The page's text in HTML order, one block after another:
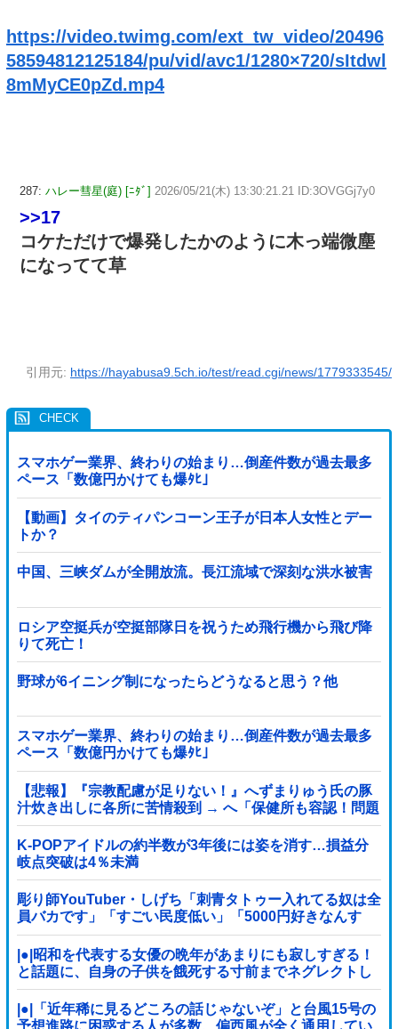
https://video.twimg.com/ext_tw_video/20496
58594812125184/pu/vid/avc1/1280×720/sItdwl
8mMyCE0pZd.mp4
287: ハレー彗星(庭) [ﾆﾀﾞ] 2026/05/21(木) 13:30:21.21 ID:3OVGGj7y0
>>17
コケただけで爆発したかのように木っ端微塵
になってて草
引用元: https://hayabusa9.5ch.io/test/read.cgi/news/1779333545/
スマホゲー業界、終わりの始まり…倒産件数が過去最多
ペース「数億円かけても爆ﾀﾋ」
【動画】タイのティパンコーン王子が日本人女性とデー
トか？
中国、三峡ダムが全開放流。長江流域で深刻な洪水被害
ロシア空挺兵が空挺部隊日を祝うため飛行機から飛び降
りて死亡！
野球が6イニング制になったらどうなると思う？他
スマホゲー業界、終わりの始まり…倒産件数が過去最多
ペース「数億円かけても爆ﾀﾋ」
【悲報】『宗教配慮が足りない！』へずまりゅう氏の豚
汁炊き出しに各所に苦情殺到 → へ「保健所も容認！問題
なし！」ｗｗｗｗｗｗｗｗｗｗｗｗｗｗ
K-POPアイドルの約半数が3年後には姿を消す…損益分
岐点突破は4％未満
彫り師YouTuber・しげち「刺青タトゥー入れてる奴は全
員バカです」「すごい民度低い」「5000円好きなんす
よ、バカって」
|●|昭和を代表する女優の晩年があまりにも寂しすぎる！
と話題に、自身の子供を餓死する寸前までネグレクトし
た挙句……
|●|「近年稀に見るどころの話じゃないぞ」と台風15号の